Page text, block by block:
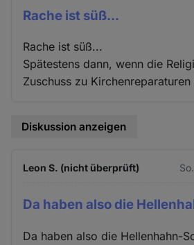
Rache ist süß...
Rache ist süß...
Spätestens dann, wenn die
Zuschuss zu
Diskussion anzeigen
Leon S. (nicht überprüft)
Da haben also die
Da haben also die Hellenhahn-